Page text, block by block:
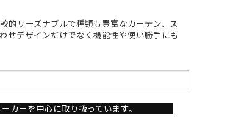
的リーズナブルで種類も豊富なカーテン、ス
せデザインだけでなく機能性や使い勝手にも
カーを中心に取り扱っています。